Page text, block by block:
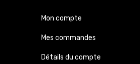
Mon compte
Mes commandes
Détails du compte